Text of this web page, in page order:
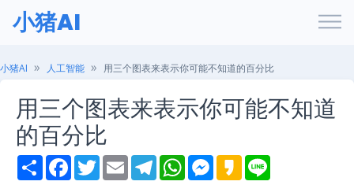
小猪AI
小猪AI 人工智能 用三个图表来表示你可能不知道的百分比
用三个图表来表示你可能不知道
的百分比
S
h
F
a
T
w
E
m
T
e
W
h
M
e
K
a